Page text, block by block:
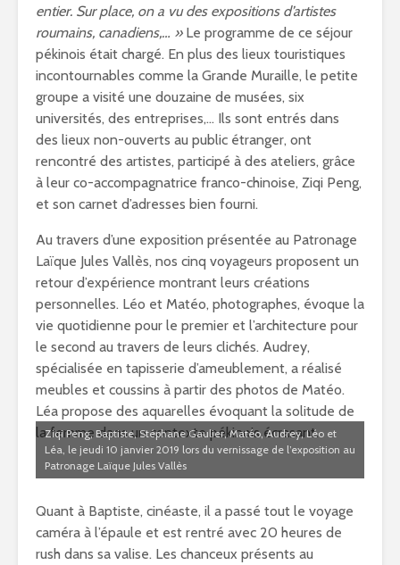
entier. Sur place, on a vu des expositions d’artistes
roumains, canadiens,… »Le programme de ce séjour
pékinois était chargé. En plus des lieux touristiques
incontournables comme la Grande Muraille, le petite
groupe a visité une douzaine de musées, six
universités, des entreprises,… Ils sont entrés dans
des lieux non-ouverts au public étranger, ont
rencontré des artistes, participé à des ateliers, grâce
à leur co-accompagnatrice franco-chinoise, Ziqi Peng,
et son carnet d’adresses bien fourni.
Au travers d’une exposition présentée au Patronage
Laïque Jules Vallès, nos cinq voyageurs proposent un
retour d’expérience montrant leurs créations
personnelles. Léo et Matéo, photographes, évoque la
vie quotidienne pour le premier et l’architecture pour
le second au travers de leurs clichés. Audrey,
spécialisée en tapisserie d’ameublement, a réalisé
meubles et coussins à partir des photos de Matéo.
Léa propose des aquarelles évoquant la solitude de
la femme dans un contexte pékinois écrasant.
Ziqi Peng, Baptiste, Stéphane Gaulier, Matéo, Audrey, Léo et
Léa, le jeudi 10 janvier 2019 lors du vernissage de l’exposition au
Patronage Laïque Jules Vallès
Quant à Baptiste, cinéaste, il a passé tout le voyage
caméra à l’épaule et est rentré avec 20 heures de
rush dans sa valise. Les chanceux présents au